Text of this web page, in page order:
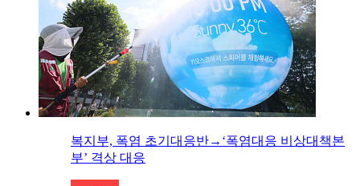
복지부, 폭염 초기대응반→‘폭염대응 비상대책본
부’ 격상 대응